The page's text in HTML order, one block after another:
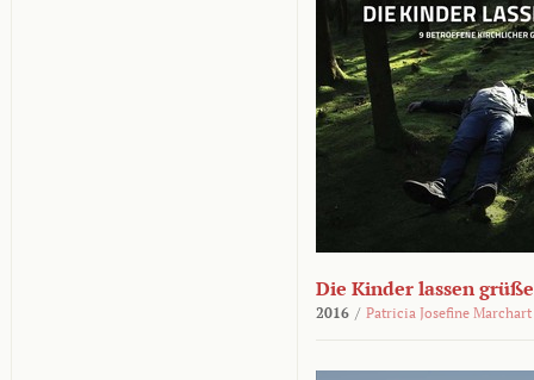
Die Kinder lassen
2016 / Patricia Josefine Marchart